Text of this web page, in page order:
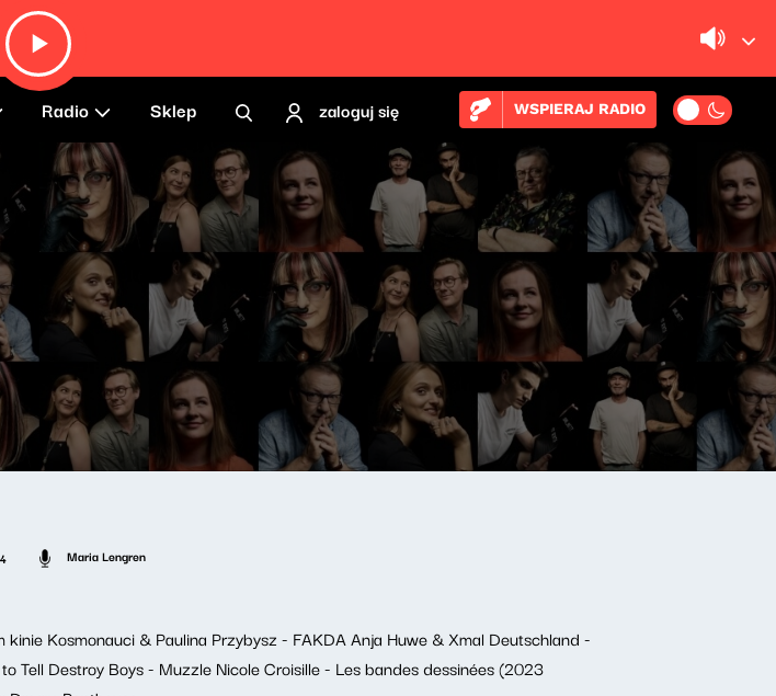
Radio Sklep zaloguj się WSPIERAJ RADIO
Maria Lengren
kinie Kosmonauci & Paulina Przybysz - FAKDA Anja Huwe & Xmal Deutschland -
Tell Destroy Boys - Muzzle Nicole Croisille - Les bandes dessinées (2023